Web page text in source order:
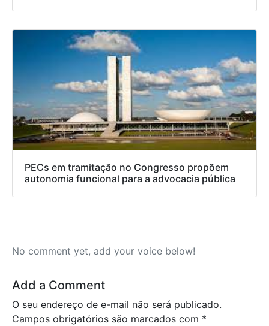
PECs em tramitação no Congresso propõem
autonomia funcional para a advocacia pública
No comment yet, add your voice below!
Add a Comment
O seu endereço de e-mail não será publicado.
Campos obrigatórios são marcados com *